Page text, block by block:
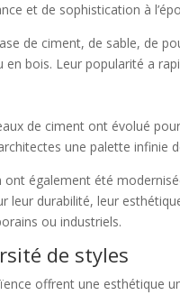
et de sophistication à
de ciment, de sable, de
bois. Leur popularité a
de ciment ont évolué
une palette infinie
également été
leur durabilité, leur
ou industriels.
de styles
offrent une esthétique